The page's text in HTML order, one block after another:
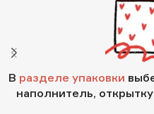
В разделе упаковки
наполнитель,